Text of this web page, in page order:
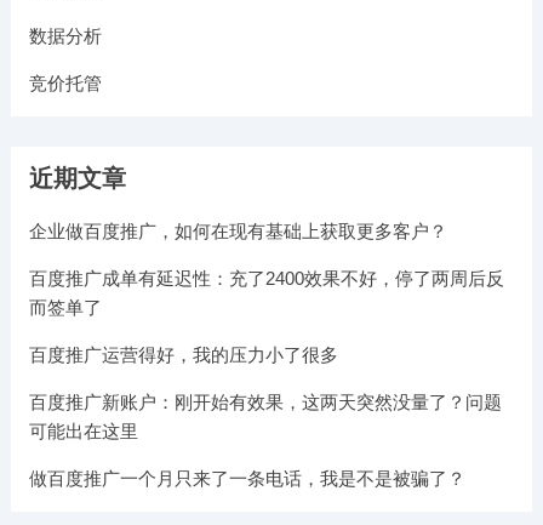
数据分析
竞价托管
近期文章
企业做百度推广，如何在现有基础上获取更多客户？
百度推广成单有延迟性：充了2400效果不好，停了两周后反
而签单了
百度推广运营得好，我的压力小了很多
百度推广新账户：刚开始有效果，这两天突然没量了？问题
可能出在这里
做百度推广一个月只来了一条电话，我是不是被骗了？